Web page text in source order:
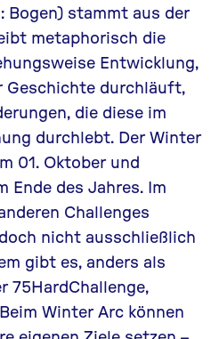
Bogen) stammt aus der
metaphorisch die
Entwicklung,
Geschichte durchläuft,
die diese im
durchlebt. Der Winter
01. Oktober und
Ende des Jahres. Im
Challenges
nicht ausschließlich
gibt es, anders als
75HardChallenge,
Winter Arc können